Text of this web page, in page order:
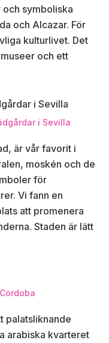
symboliska
och Alcazar. För
kulturlivet. Det
och ett
i Sevilla
är vår favorit i
moskén och de
för
Vi fann en
att promenera
Staden är lätt
palatsliknande
arabiska kvarteret